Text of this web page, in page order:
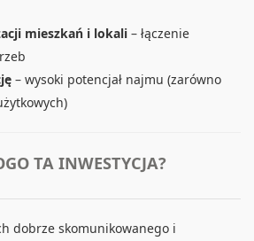
mieszkań i lokali – łączenie
– wysoki potencjał najmu (zarówno
TA INWESTYCJA?
dobrze skomunikowanego i